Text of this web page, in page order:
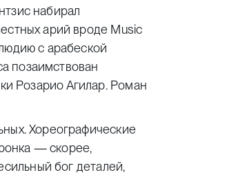
набирал
арий вроде Music
с арабеской
позаимствован
Розарио Агилар. Роман
Хореографические
— скорее,
бог деталей,